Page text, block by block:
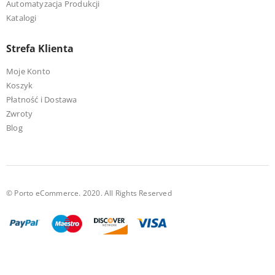
Automatyzacja Produkcji
Katalogi
Strefa Klienta
Moje Konto
Koszyk
Płatność i Dostawa
Zwroty
Blog
© Porto eCommerce. 2020. All Rights Reserved